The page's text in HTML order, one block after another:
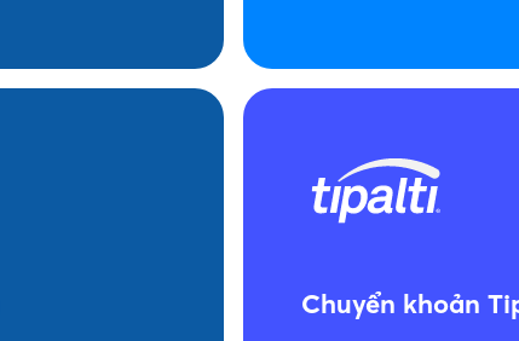
Chuyển khoản